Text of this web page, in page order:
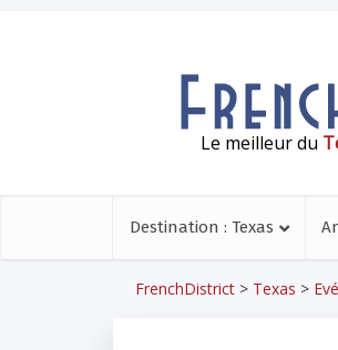
Le meilleur du
Destination : Texas
FrenchDistrict > Texas >